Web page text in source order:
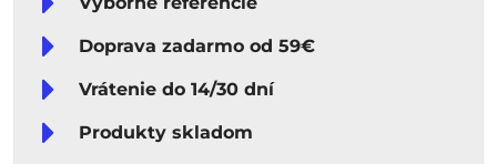
Doprava zadarmo od 59€
Vrátenie do 14/30 dní
Produkty skladom